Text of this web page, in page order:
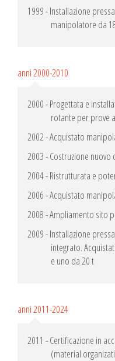
1999 - Installazione
manipolatore da
anni 2000-2010
2000 - Progettata e
rotante per prove
2002 - Acquistato
2003 - Costruzione
2004 - Ristrutturata e
2006 - Acquistato
2008 - Ampliamento sito
2009 - Installazione
integrato.
e uno da 20 t
anni 2011-2024
2011 - Certificazione in
(material